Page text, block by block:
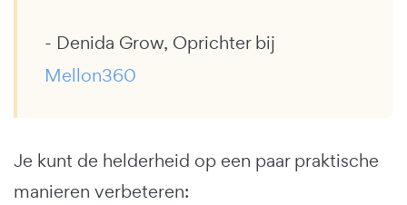
- Denida Grow, Oprichter bij
Mellon360
Je kunt de helderheid op een paar praktische
manieren verbeteren: